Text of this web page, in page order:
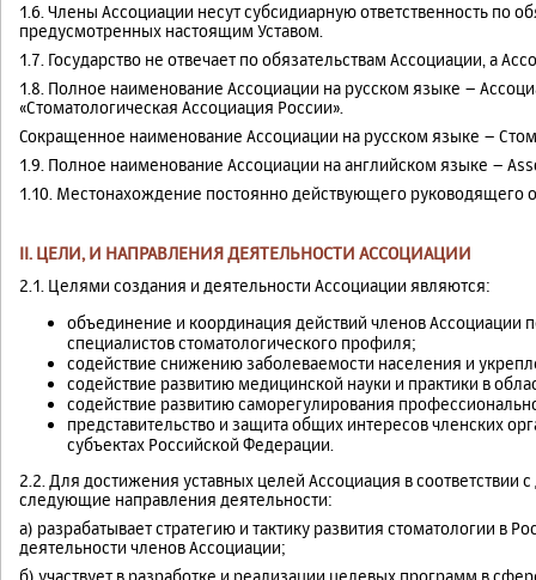
1.6. Члены Ассоциации несут субсидиарную ответственность по
предусмотренных настоящим Уставом.
1.7. Государство не отвечает по обязательствам Ассоциации, а
1.8. Полное наименование Ассоциации на русском языке –
«Стоматологическая Ассоциация России».
Сокращенное наименование Ассоциации на русском языке –
1.9. Полное наименование Ассоциации на английском языке –
1.10. Местонахождение постоянно действующего руководящего
II. ЦЕЛИ, И НАПРАВЛЕНИЯ ДЕЯТЕЛЬНОСТИ АССОЦИАЦИИ
2.1. Целями создания и деятельности Ассоциации являются:
объединение и координация действий членов
специалистов стоматологического профиля;
содействие снижению заболеваемости населения и
содействие развитию медицинской науки и практики в
содействие развитию саморегулирования
представительство и защита общих интересов членских
субъектах Российской Федерации.
2.2. Для достижения уставных целей Ассоциация в
следующие направления деятельности:
а) разрабатывает стратегию и тактику развития стоматологии в
деятельности членов Ассоциации;
б) участвует в разработке и реализации целевых программ в